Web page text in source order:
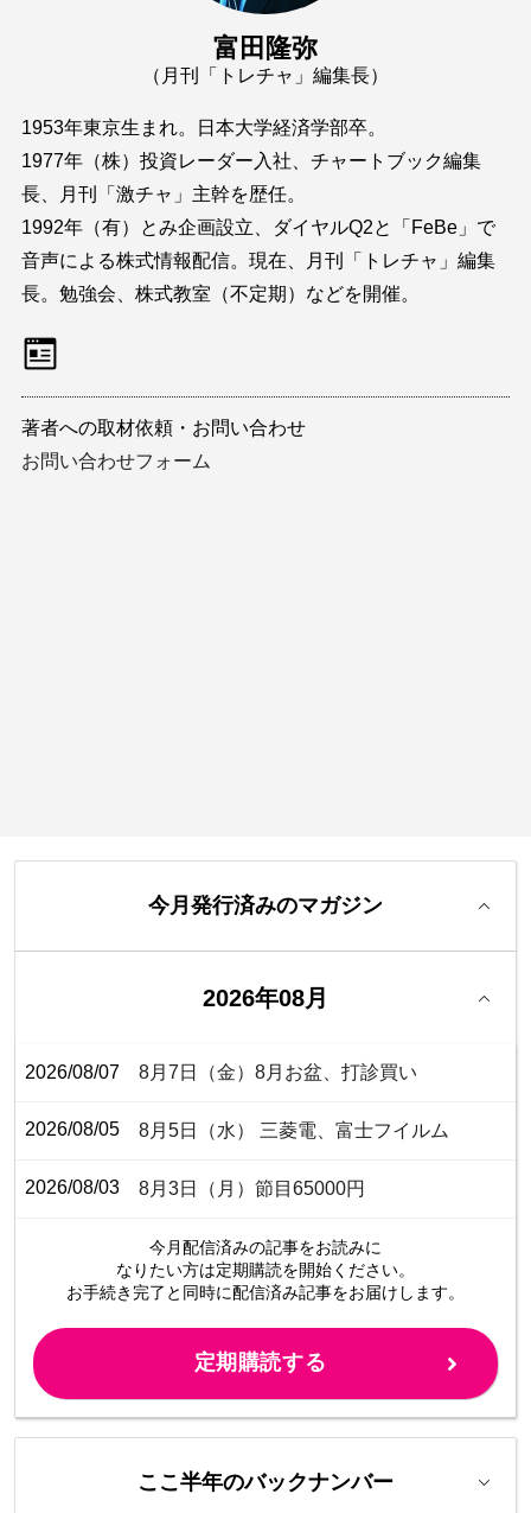
富田隆弥
（月刊「トレチャ」編集長）
1953年東京生まれ。日本大学経済学部卒。
1977年（株）投資レーダー入社、チャートブック編集
長、月刊「激チャ」主幹を歴任。
1992年（有）とみ企画設立、ダイヤルQ2と「FeBe」で
音声による株式情報配信。現在、月刊「トレチャ」編集
長。勉強会、株式教室（不定期）などを開催。
著者への取材依頼・お問い合わせ
お問い合わせフォーム
今月発行済みのマガジン
2026年08月
2026/08/07 8月7日（金）8月お盆、打診買い
2026/08/05 8月5日（水） 三菱電、富士フイルム
2026/08/03 8月3日（月）節目65000円
今月配信済みの記事をお読みに
なりたい方は定期購読を開始ください。
お手続き完了と同時に配信済み記事をお届けします。
定期購読する
ここ半年のバックナンバー